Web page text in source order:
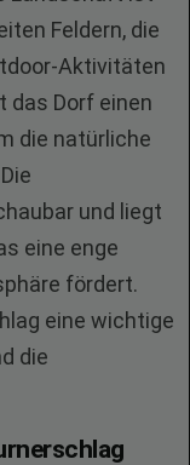
Feldern, die
Aktivitäten
das Dorf einen
die natürliche
und liegt
eine enge
fördert.
eine wichtige
die